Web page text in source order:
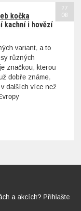
kočka
kachní i hovězí
variant, a to
různých
značkou, kterou
dobře známe,
dalších více než
27
08
a akcích? Přihlašte